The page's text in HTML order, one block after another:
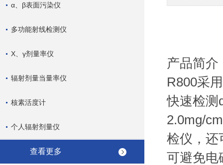
α、β表面污染仪
多功能射线检测仪
X、γ剂量率仪
辐射剂量当量率仪
核素活度计
个人辐射剂量仪
查看更多
产品简介
R800采
快速检测
2.0mg/
检仪，还
可避免电